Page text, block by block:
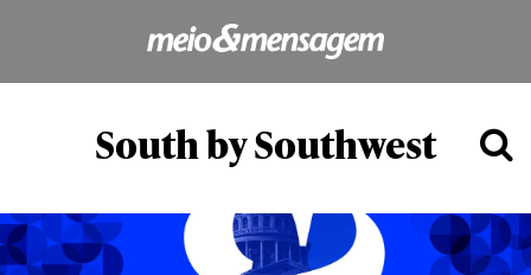
South by Southwest